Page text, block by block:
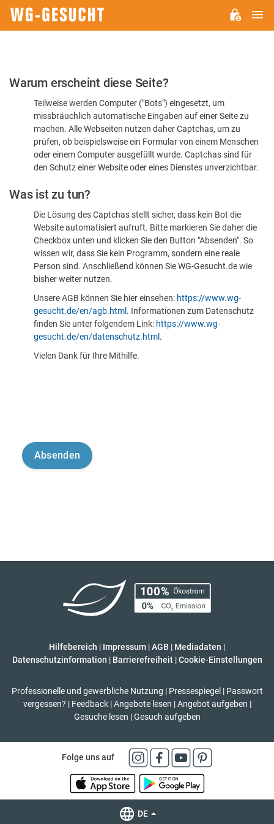
Bitte
dass
sind
Warum erscheint diese Seite?
Teilweise werden Computer ("Bots") eingesetzt, um
missbräuchlich automatische Eingaben auf einer Seite zu
machen. Alle Webseiten nutzen daher Captchas, um zu
prüfen, ob beispielsweise ein Formular von einem Menschen
oder einem Computer ausgefüllt wurde. Captchas sind für
den Schutz einer Website oder eines Dienstes unverzichtbar.
Was ist zu tun?
Die Lösung des Captchas stellt sicher, dass kein Bot die
Website automatisiert aufruft. Bitte markieren Sie daher die
Checkbox unten und klicken Sie den Button "Absenden". So
wissen wir, dass Sie kein Programm, sondern eine reale
Person sind. Anschließend können Sie WG-Gesucht.de wie
bisher weiter nutzen.
Unsere AGB können Sie hier einsehen: https://www.wg-
gesucht.de/en/agb.html . Informationen zum Datenschutz
finden Sie unter folgendem Link: https://www.wg-
gesucht.de/en/datenschutz.html .
Vielen Dank für Ihre Mithilfe.
Hilfebereich | Impressum |AGB | Mediadaten |
Datenschutzinformation | Barrierefreiheit | Cookie-Einstellungen
Professionelle und gewerbliche Nutzung | Pressespiegel | Passwort
vergessen? | Feedback | Angebote lesen | Angebot aufgeben |
Gesuche lesen | Gesuch aufgeben
Folge uns auf
DE